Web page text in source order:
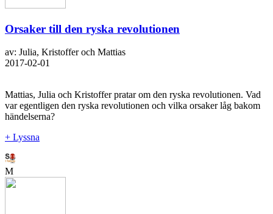
Orsaker till den ryska revolutionen
av: Julia, Kristoffer och Mattias
2017-02-01
Mattias, Julia och Kristoffer pratar om den ryska revolutionen. Vad
var egentligen den ryska revolutionen och vilka orsaker låg bakom
händelserna?
+ Lyssna
M